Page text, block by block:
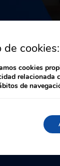
de cookies:
cookies
relacionada
de